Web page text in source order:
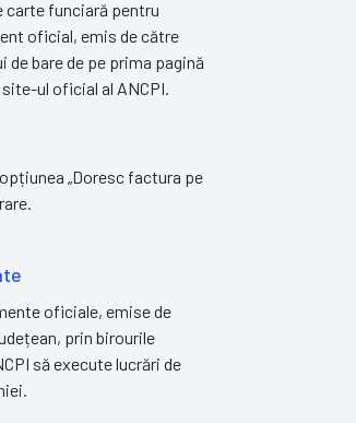
carte funciară pentru
oficial, emis de către
de bare de pe prima pagină
ul oficial al ANCPI.
„Doresc factura pe
oficiale, emise de
prin birourile
să execute lucrări de